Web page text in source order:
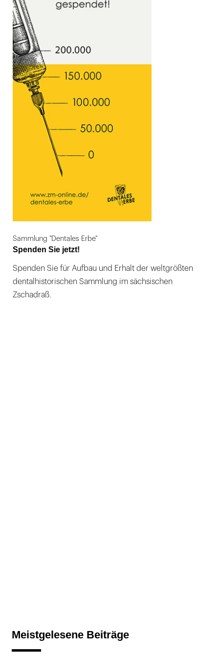
Sammlung "Dentales Erbe"
Spenden Sie jetzt!
Spenden Sie für Aufbau und Erhalt der weltgrößten
dentalhistorischen Sammlung im sächsischen
Zschadraß.
Meistgelesene Beiträge